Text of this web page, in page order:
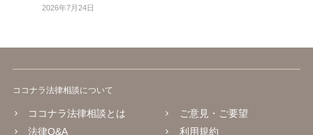
2026年7月24日
ココナラ法律相談について
ココナラ法律相談とは
法律Q&A
ご意見・ご要望
利用規約